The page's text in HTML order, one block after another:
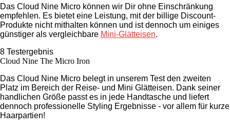
Das Cloud Nine Micro können wir Dir ohne Einschränkung
empfehlen. Es bietet eine Leistung, mit der billige Discount-
Produkte nicht mithalten können und ist dennoch um einiges
günstiger als vergleichbare Mini-Glätteisen.
8 Testergebnis
Cloud Nine The Micro Iron
Das Cloud Nine Micro belegt in unserem Test den zweiten
Platz im Bereich der Reise- und Mini Glätteisen. Dank seiner
handlichen Größe passt es in jede Handtasche und liefert
dennoch professionelle Styling Ergebnisse - vor allem für kurze
Haarpartien!